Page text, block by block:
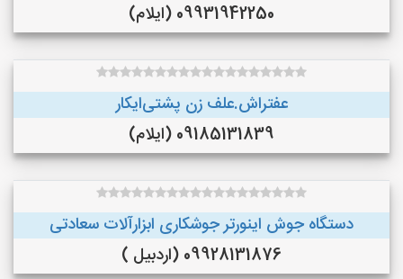
09931942250 (ایلام)
عفتراش.علف زن پشتی‌ایکار
09185131839 (ایلام)
دستگاه جوش اینورتر جوشکاری ابزارآلات سعادتی
09928131876 (اردبیل )